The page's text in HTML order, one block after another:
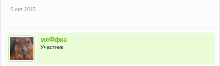
6 окт 2015
мяФфка
Участник